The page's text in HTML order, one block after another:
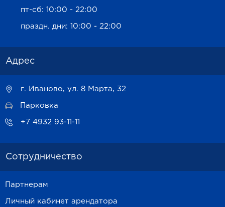
пт-сб: 10:00 - 22:00
праздн. дни: 10:00 - 22:00
Адрес
г. Иваново, ул. 8 Марта, 32
Парковка
+7 4932 93-11-11
Сотрудничество
Партнерам
Личный кабинет арендатора